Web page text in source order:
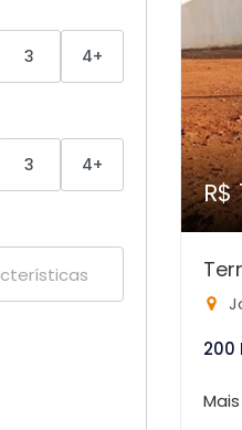
3 4+
3 4+
R$
200